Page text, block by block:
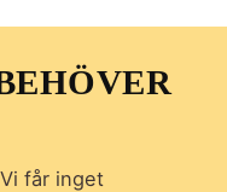
får inget